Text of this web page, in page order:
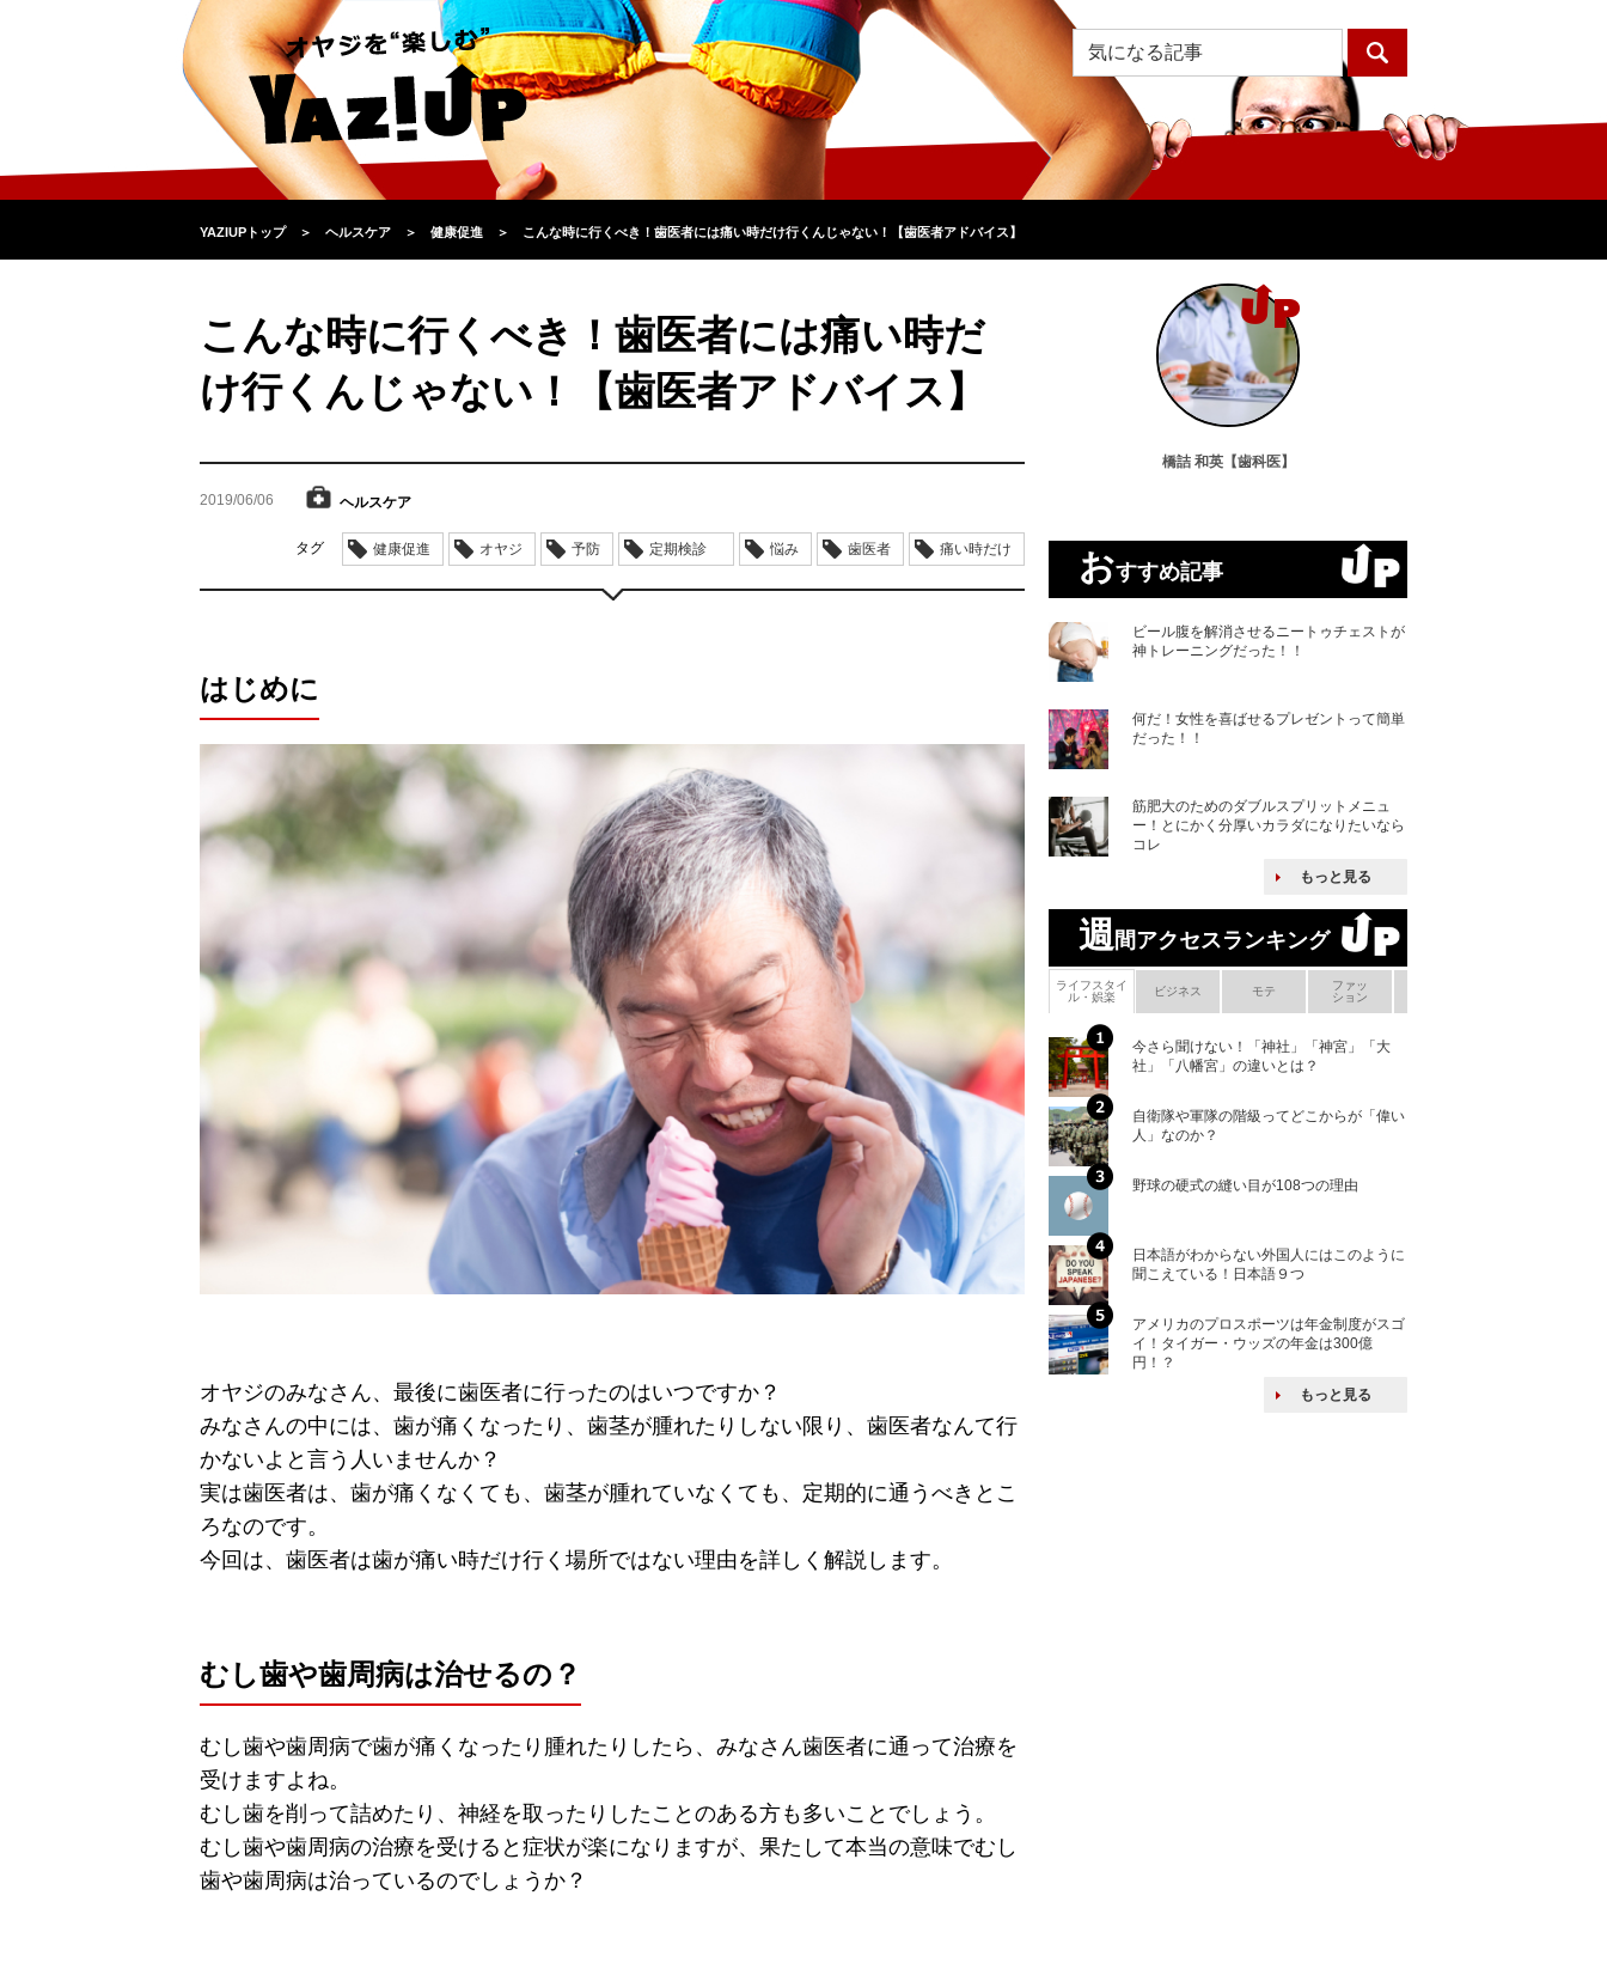
YAZIUPトップ ＞ ヘルスケア ＞ 健康促進 ＞ こんな時に行くべき！歯医者には痛い時だけ行くんじゃない！【歯医者アドバイス】
こんな時に行くべき！歯医者には痛い時だ
け行くんじゃない！【歯医者アドバイス】
2019/06/06 ヘルスケア
タグ 健康促進 オヤジ 予防 定期検診 悩み 歯医者 痛い時だけ
はじめに
オヤジのみなさん、最後に歯医者に行ったのはいつですか？
みなさんの中には、歯が痛くなったり、歯茎が腫れたりしない限り、歯医者なんて行
かないよと言う人いませんか？
実は歯医者は、歯が痛くなくても、歯茎が腫れていなくても、定期的に通うべきとこ
ろなのです。
今回は、歯医者は歯が痛い時だけ行く場所ではない理由を詳しく解説します。
むし歯や歯周病は治せるの？
むし歯や歯周病で歯が痛くなったり腫れたりしたら、みなさん歯医者に通って治療を
受けますよね。
むし歯を削って詰めたり、神経を取ったりしたことのある方も多いことでしょう。
むし歯や歯周病の治療を受けると症状が楽になりますが、果たして本当の意味でむし
歯や歯周病は治っているのでしょうか？
橋詰 和英【歯科医】
おすすめ記事
ビール腹を解消させるニートゥチェストが
神トレーニングだった！！
何だ！女性を喜ばせるプレゼントって簡単
だった！！
筋肥大のためのダブルスプリットメニュ
ー！とにかく分厚いカラダになりたいなら
コレ
もっと見る
週間アクセスランキング
ライフスタイ
ル・娯楽
ビジネス モテ
ファッ
ション
今さら聞けない！「神社」「神宮」「大
社」「八幡宮」の違いとは？
自衛隊や軍隊の階級ってどこからが「偉い
人」なのか？
野球の硬式の縫い目が108つの理由
日本語がわからない外国人にはこのように
聞こえている！日本語９つ
アメリカのプロスポーツは年金制度がスゴ
イ！タイガー・ウッズの年金は300億
円！？
もっと見る